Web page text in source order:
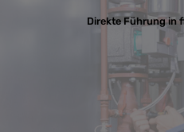
Direkte Führung in